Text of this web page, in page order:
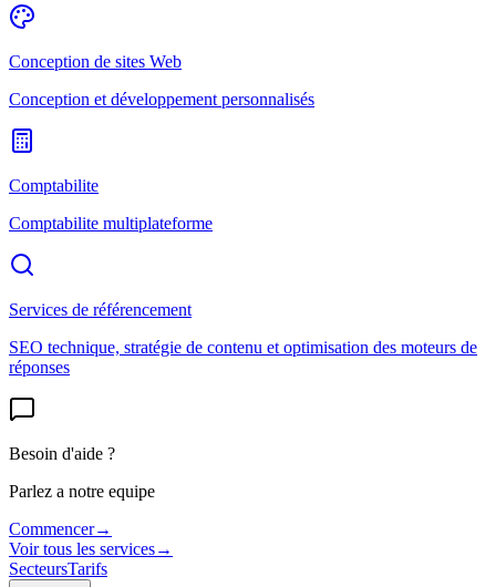
Conception de sites Web
Conception et développement personnalisés
Comptabilite
Comptabilite multiplateforme
Services de référencement
SEO technique, stratégie de contenu et optimisation des moteurs de
réponses
Besoin d'aide ?
Parlez a notre equipe
Commencer→
Voir tous les services→
SecteursTarifs